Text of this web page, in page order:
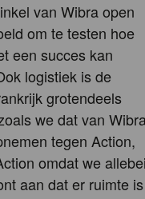
van Wibra open
om te testen hoe
een succes kan
logistiek is de
grotendeels
we dat van
tegen Action,
omdat we allebei
aan dat er ruimte is